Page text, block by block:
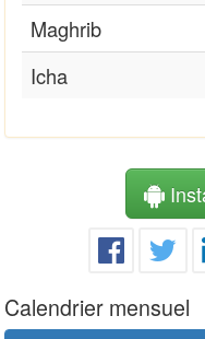
Maghrib
Icha
Calendrier mensuel